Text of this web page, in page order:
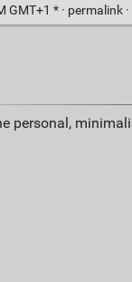
GMT+1 * · permalink ·
personal,